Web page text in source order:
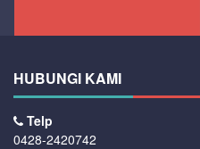
HUBUNGI KAMI
Telp
0428-2420742